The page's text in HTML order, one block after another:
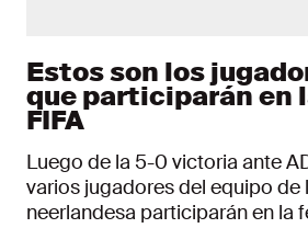
Estos son los
que participarán en
FIFA
Luego de la 5-0 victoria ante
varios jugadores del equipo de
neerlandesa participarán en la